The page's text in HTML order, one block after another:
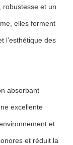
robustesse et un
elles forment
l’esthétique des
absorbant
excellente
et
et réduit la